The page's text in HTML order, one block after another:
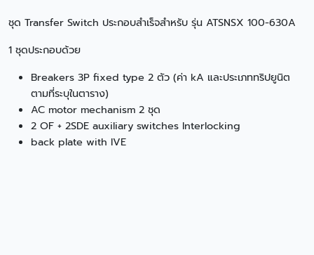
ชุด Transfer Switch ประกอบสำเร็จสำหรับ รุ่น ATSNSX 100-630A
1 ชุดประกอบด้วย
Breakers 3P fixed type 2 ตัว (ค่า kA และประเภททริปยูนิต
ตามที่ระบุในตาราง)
AC motor mechanism 2 ชุด
2 OF + 2SDE auxiliary switches lnterlocking
back plate with IVE